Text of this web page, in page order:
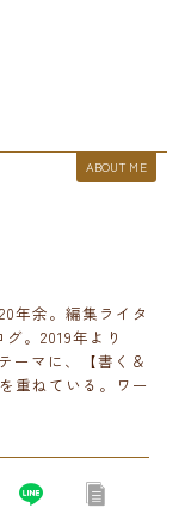
ABOUT ME
年余。編集ライタ
。2019年より
ーマに、【書く＆
重ねている。ワー